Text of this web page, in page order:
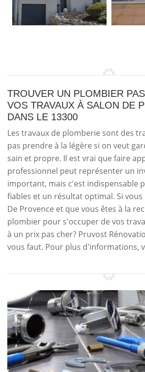
TROUVER UN PLOMBIER
VOS TRAVAUX À SALON DE
DANS LE 13300
Les travaux de plomberie sont des
pas prendre à la légère si on veut
sain et propre. Il est vrai que faire
professionnel peut représenter un
important, mais c'est indispensable
fiables et un résultat optimal. Si vous
De Provence et que vous êtes à la
plombier pour s'occuper de vos
à un prix pas cher? Pruvost
vous faut. Pour plus d'informations,